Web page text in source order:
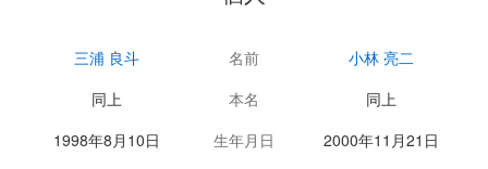
三浦 良斗 名前
小林 亮二
同上
本名
同上
1998年8月10日
生年月日
2000年11月21日